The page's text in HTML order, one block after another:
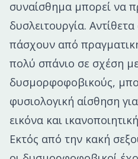
συναίσθημα μπορεί να
δυσλειτουργία.
πάσχουν από
πολύ σπάνιο σε σχέση
δυσμορφοφοβικούς,
φυσιολογική αίσθηση
εικόνα και
Εκτός από την κακή